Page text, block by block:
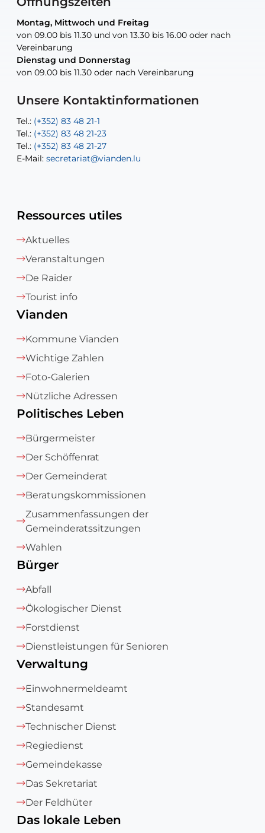
Montag, Mittwoch und Freitag
von 09.00 bis 11.30 und von 13.30 bis 16.00 oder nach
Vereinbarung
Dienstag und Donnerstag
von 09.00 bis 11.30 oder nach Vereinbarung
Unsere Kontaktinformationen
Tel.: (+352) 83 48 21-1
Tel.: (+352) 83 48 21-23
Tel.: (+352) 83 48 21-27
E-Mail: secretariat@vianden.lu
Montag, Mittwoch und Freitag
von 09.00 bis 11.30 und von 13.30 bis 16.00 oder nach
Vereinbarung
Dienstag und Donnerstag
von 09.00 bis 11.30 oder nach Vereinbarung
Tel.: (+352) 83 48 21-20
Tel.: (+352) 83 48 21-22
E-Mail:sofia.carvalho@vianden.lu
E-Mail: diane.storn@vianden.lu
nur nach Vereinbarung
Tel.: (+352) 83 48 21-24
nur nach Vereinbarung
E-Mail: aisha.abdullah@vianden.lu
E-Mail:jos.cormemans@vianden.lu
nur nach Vereinbarung
Tel.: (+352) 83 48 21-51
E-Mail:atelier@vianden.lu
Ressources utiles
Aktuelles
Veranstaltungen
De Raider
Tourist info
Vianden
Kommune Vianden
Wichtige Zahlen
Foto-Galerien
Nützliche Adressen
Politisches Leben
Bürgermeister
Der Schöffenrat
Der Gemeinderat
Beratungskommissionen
Zusammenfassungen der
Gemeinderatssitzungen
Wahlen
Bürger
Abfall
Ökologischer Dienst
Forstdienst
Dienstleistungen für Senioren
Verwaltung
Einwohnermeldeamt
Standesamt
Technischer Dienst
Regiedienst
Gemeindekasse
Das Sekretariat
Der Feldhüter
Das lokale Leben